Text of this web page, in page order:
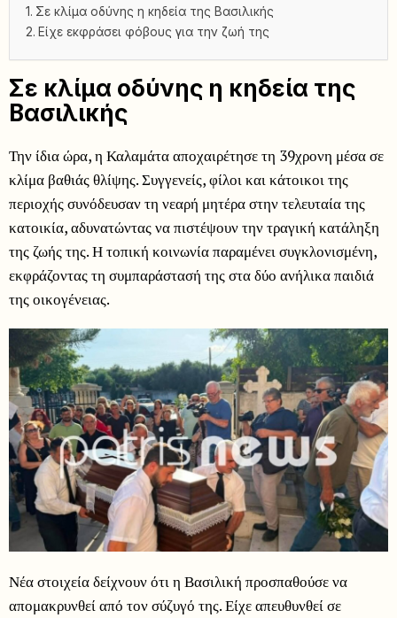
Σε κλίμα οδύνης η κηδεία της Βασιλικής
Είχε εκφράσει φόβους για την ζωή της
Σε κλίμα οδύνης η κηδεία της
Βασιλικής
Την ίδια ώρα, η Καλαμάτα αποχαιρέτησε τη 39χρονη μέσα σε
κλίμα βαθιάς θλίψης. Συγγενείς, φίλοι και κάτοικοι της
περιοχής συνόδευσαν τη νεαρή μητέρα στην τελευταία της
κατοικία, αδυνατώντας να πιστέψουν την τραγική κατάληξη
της ζωής της. Η τοπική κοινωνία παραμένει συγκλονισμένη,
εκφράζοντας τη συμπαράστασή της στα δύο ανήλικα παιδιά
της οικογένειας.
Νέα στοιχεία δείχνουν ότι η Βασιλική προσπαθούσε να
απομακρυνθεί από τον σύζυγό της. Είχε απευθυνθεί σε